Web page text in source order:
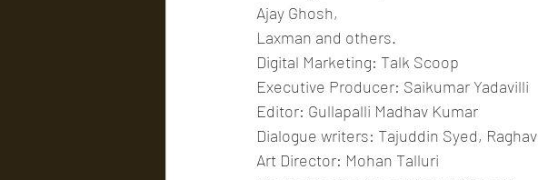
Ajay Ghosh,
Laxman and others.
Digital Marketing: Talk Scoop
Executive Producer: Saikumar Yadavilli
Editor: Gullapalli Madhav Kumar
Dialogue writers: Tajuddin Syed, Raghav
Art Director: Mohan Talluri